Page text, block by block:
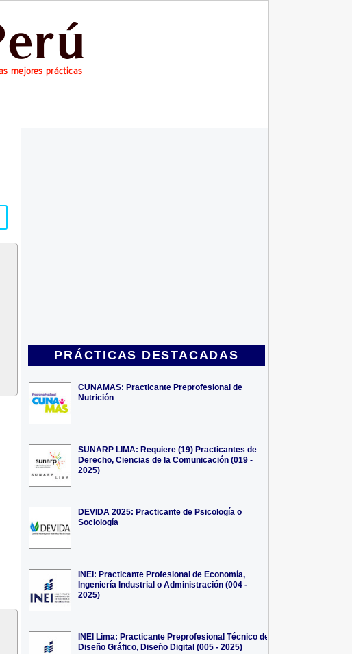
PRÁCTICAS DESTACADAS
CUNAMAS: Practicante Preprofesional de
Nutrición
SUNARP LIMA: Requiere (19) Practicantes de
Derecho, Ciencias de la Comunicación (019 -
2025)
DEVIDA 2025: Practicante de Psicología o
Sociología
INEI: Practicante Profesional de Economía,
Ingeniería Industrial o Administración (004 -
2025)
INEI Lima: Practicante Preprofesional Técnico de
Diseño Gráfico, Diseño Digital (005 - 2025)